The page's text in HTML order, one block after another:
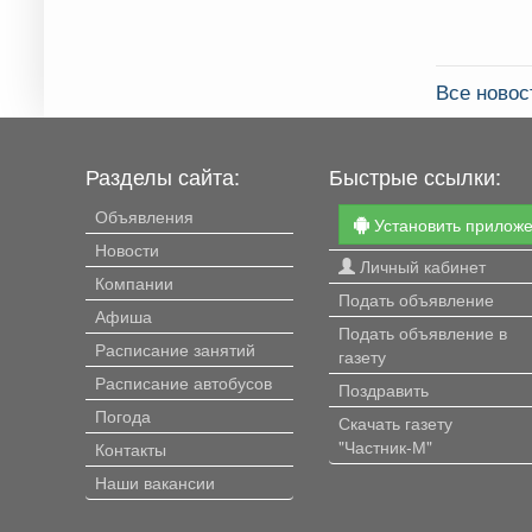
Все
Разделы сайта:
Объявления
Новости
Компании
Афиша
Расписание занятий
Расписание автобусов
Погода
Контакты
Наши вакансии
Быстрые ссылки:
Установить
Личный кабинет
Подать объявление
Подать объявление в
газету
Поздравить
Скачать газету
"Частник-М"